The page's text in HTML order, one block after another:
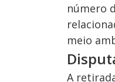
número
meio
A